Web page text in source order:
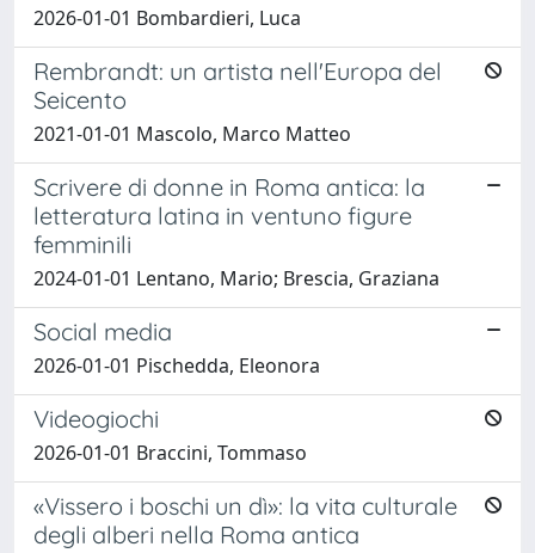
2026-01-01 Bombardieri, Luca
Rembrandt: un artista nell'Europa del
Seicento
2021-01-01 Mascolo, Marco Matteo
Scrivere di donne in Roma antica: la
letteratura latina in ventuno figure
femminili
2024-01-01 Lentano, Mario; Brescia, Graziana
Social media
2026-01-01 Pischedda, Eleonora
Videogiochi
2026-01-01 Braccini, Tommaso
«Vissero i boschi un dì»: la vita culturale
degli alberi nella Roma antica